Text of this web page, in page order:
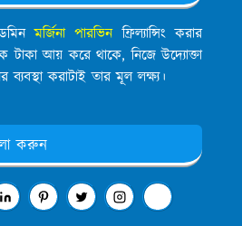
মর্জিনা পারভিনফ্রিল্যান্সিং করার
টাকা আয় করে থাকে, নিজে উদ্যোক্তা
ব্যবস্থা করাটাই তার মূল লক্ষ্য।
করুন